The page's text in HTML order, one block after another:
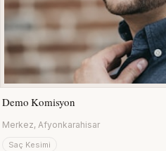
Demo Komisyon
Merkez, Afyonkarahisar
Saç Kesimi